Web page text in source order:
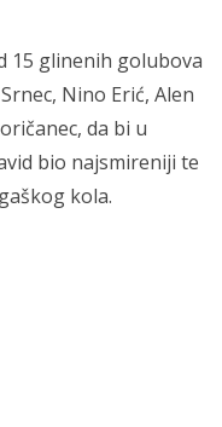
15 glinenih golubova
Nino Erić, Alen
da bi u
bio najsmireniji te
kola.